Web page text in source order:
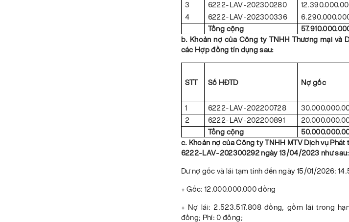
3
6222-LAV-202300280
4
6222-LAV-202300336
Tổng cộng
b. Khoản nợ của Công ty TNHH Thương mại và
các Hợp đồng tín dụng sau:
STT Số HĐTD Nợ gốc
1
6222-LAV-202200728
2
6222-LAV-202200891
Tổng cộng
c. Khoản nợ củaCông ty TNHH MTV Dịch vụ
6222-LAV-202300292 ngày 13/04/2023 như sau:
Dư nợ gốc và lãi tạm tính đến ngày 15/01/2026:
+ Gốc: 12.000.000.000 đồng
+ Nợ lãi: 2.523.517.808 đồng, gồm lãi trong
đồng; Phí: 0 đồng;